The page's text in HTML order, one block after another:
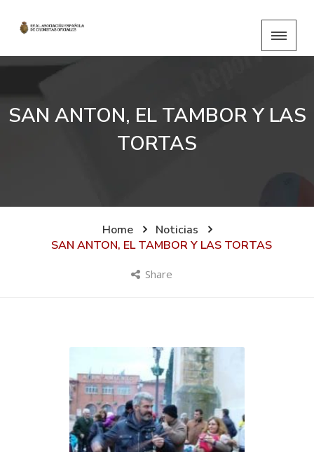
SAN ANTON, EL TAMBOR Y LAS
TORTAS
Home
Noticias
SAN ANTON, EL TAMBOR Y LAS TORTAS
Share